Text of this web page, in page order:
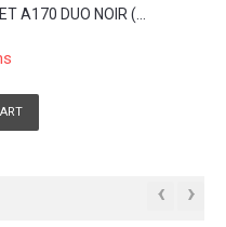
A170 DUO NOIR (...
‹ ›